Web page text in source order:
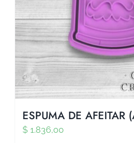
ESPUMA DE AFEITAR
$ 1.836,00